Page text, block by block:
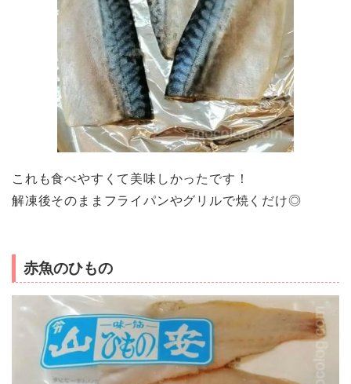
これも食べやすくて美味しかったです！
解凍後そのままフライパンやグリルで焼くだけ◎
赤魚のひもの